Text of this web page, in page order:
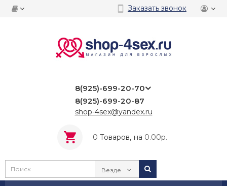
Заказать звонок
8(925)-699-20-70
8(925)-699-20-87
shop-4sex@yandex.ru
0 Tоваров, на 0.00р.
Везде